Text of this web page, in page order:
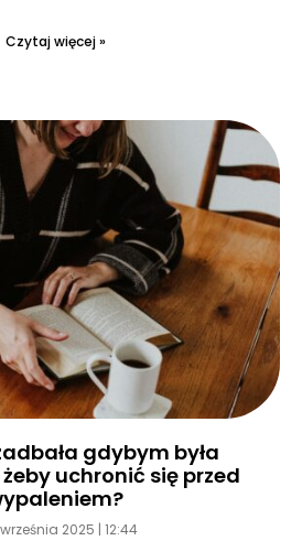
Czytaj więcej »
gdybym była
uchronić się przed
2025 12:44